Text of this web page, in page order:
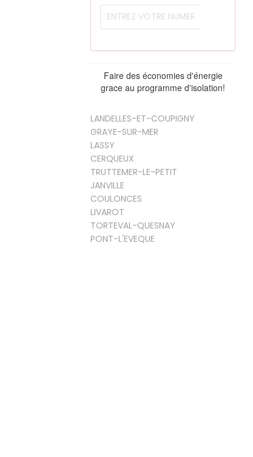
Faire des économies d'énergie
grace au programme d'isolation!
LANDELLES-ET-COUPIGNY
GRAYE-SUR-MER
LASSY
CERQUEUX
TRUTTEMER-LE-PETIT
JANVILLE
COULONCES
LIVAROT
TORTEVAL-QUESNAY
PONT-L'EVEQUE